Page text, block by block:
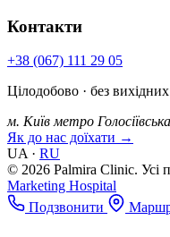
Контакти
+38 (067) 111 29 05
Цілодобово · без вихідних
м. Київ метро Голосіївська
Як до нас доїхати →
UA · RU
© 2026 Palmira Clinic. Усі
Marketing Hospital
Подзвонити